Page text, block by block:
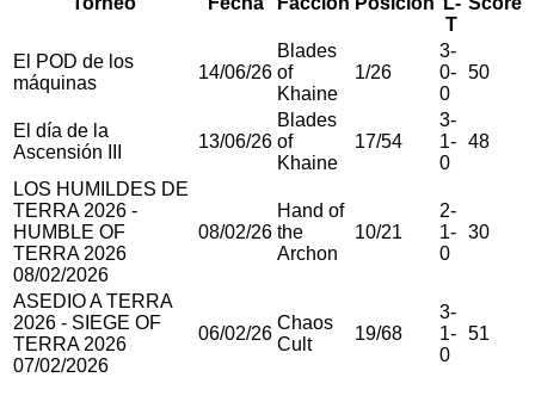
T
El POD de los
máquinas
14/06/26
Blades
of
Khaine
1/26
3-
0-
0
50
El día de la
Ascensión III
13/06/26
Blades
of
Khaine
17/54
3-
1-
0
48
LOS HUMILDES DE
TERRA 2026 -
HUMBLE OF
TERRA 2026
08/02/2026
08/02/26
Hand of
the
Archon
10/21
2-
1-
0
30
ASEDIO A TERRA
2026 - SIEGE OF
TERRA 2026
07/02/2026
06/02/26
Chaos
Cult
19/68
3-
1-
0
51